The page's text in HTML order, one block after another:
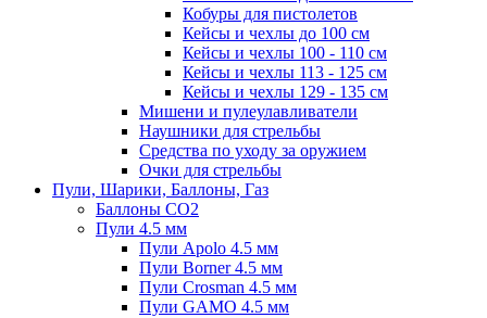
Кобуры для пистолетов
Кейсы и чехлы до 100 см
Кейсы и чехлы 100 - 110 см
Кейсы и чехлы 113 - 125 см
Кейсы и чехлы 129 - 135 см
Мишени и пулеулавливатели
Наушники для стрельбы
Средства по уходу за оружием
Очки для стрельбы
Пули, Шарики, Баллоны, Газ
Баллоны CO2
Пули 4.5 мм
Пули Apolo 4.5 мм
Пули Borner 4.5 мм
Пули Crosman 4.5 мм
Пули GAMO 4.5 мм